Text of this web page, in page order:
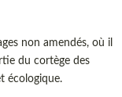
non amendés, où il
du cortège des
écologique.